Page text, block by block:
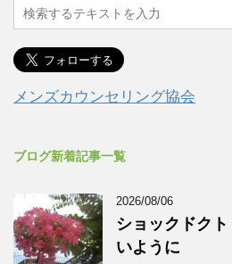
メンズカウンセリング協会
ブログ新着記事一覧
2026/08/06
ショックドク
いように